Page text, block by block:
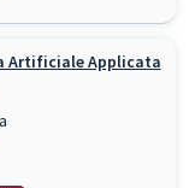
Artificiale Applicata